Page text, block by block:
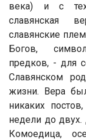
века) и с тех
славянская
славянские
Богов,
предков, - для
Славянском
жизни. Вера
никаких
недели до двух.
Комоедица,